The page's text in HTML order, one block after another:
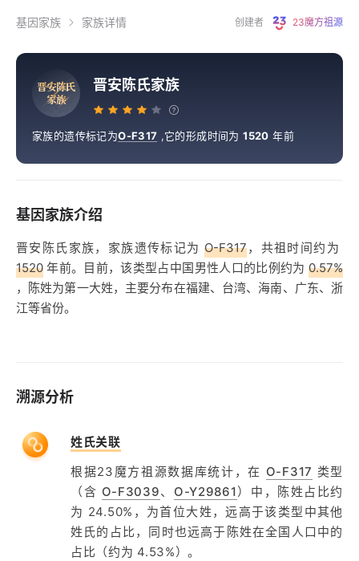
基因家族 家族详情 创建者 23魔方祖源
晋安陈氏
家族
晋安陈氏家族
家族的遗传标记为O-F317 ,它的形成时间为1520 年前
基因家族介绍
晋安陈氏家族，家族遗传标记为 O-F317，共祖时间约为
1520 年前。目前，该类型占中国男性人口的比例约为 0.57%
，陈姓为第一大姓，主要分布在福建、台湾、海南、广东、浙
江等省份。
溯源分析
姓氏关联
根据23魔方祖源数据库统计，在 O-F317 类型
（含 O-F3039、 O-Y29861）中，陈姓占比约
为 24.50%，为首位大姓，远高于该类型中其他
姓氏的占比，同时也远高于陈姓在全国人口中的
占比（约为 4.53%）。